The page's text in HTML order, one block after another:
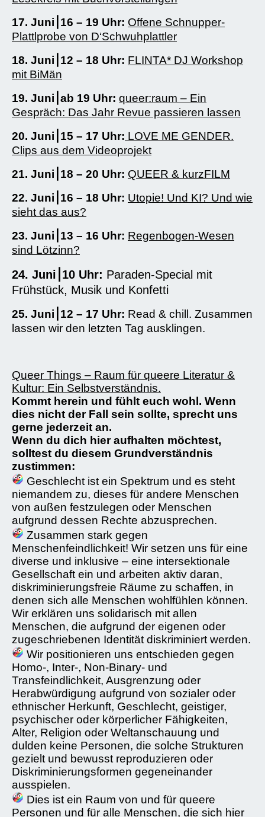
17. Juni⎮16 – 19 Uhr: Offene Schnupper-
Plattlprobe von D‘Schwuhplattler
18. Juni⎮12 – 18 Uhr: FLINTA* DJ Workshop
mit BiMän
19. Juni⎮ab 19 Uhr: queer:raum – Ein
Gespräch: Das Jahr Revue passieren lassen
20. Juni⎮15 – 17 Uhr: LOVE ME GENDER.
Clips aus dem Videoprojekt
21. Juni⎮18 – 20 Uhr: QUEER & kurzFILM
22. Juni⎮16 – 18 Uhr: Utopie! Und KI? Und wie
sieht das aus?
23. Juni⎮13 – 16 Uhr: Regenbogen-Wesen
sind Lötzinn?
24. Juni⎮10 Uhr: Paraden-Special mit
Frühstück, Musik und Konfetti
25. Juni⎮12 – 17 Uhr: Read & chill. Zusammen
lassen wir den letzten Tag ausklingen.
Queer Things – Raum für queere Literatur &
Kultur: Ein Selbstverständnis.
Kommt herein und fühlt euch wohl. Wenn
dies nicht der Fall sein sollte, sprecht uns
gerne jederzeit an.
Wenn du dich hier aufhalten möchtest,
solltest du diesem Grundverständnis
zustimmen:
Geschlecht ist ein Spektrum und es steht
niemandem zu, dieses für andere Menschen
von außen festzulegen oder Menschen
aufgrund dessen Rechte abzusprechen.
Zusammen stark gegen
Menschenfeindlichkeit! Wir setzen uns für eine
diverse und inklusive – eine intersektionale
Gesellschaft ein und arbeiten aktiv daran,
diskriminierungsfreie Räume zu schaffen, in
denen sich alle Menschen wohlfühlen können.
Wir erklären uns solidarisch mit allen
Menschen, die aufgrund der eigenen oder
zugeschriebenen Identität diskriminiert werden.
Wir positionieren uns entschieden gegen
Homo-, Inter-, Non-Binary- und
Transfeindlichkeit, Ausgrenzung oder
Herabwürdigung aufgrund von sozialer oder
ethnischer Herkunft, Geschlecht, geistiger,
psychischer oder körperlicher Fähigkeiten,
Alter, Religion oder Weltanschauung und
dulden keine Personen, die solche Strukturen
gezielt und bewusst reproduzieren oder
Diskriminierungsformen gegeneinander
ausspielen.
Dies ist ein Raum von und für queere
Personen und für alle Menschen, die sich hier